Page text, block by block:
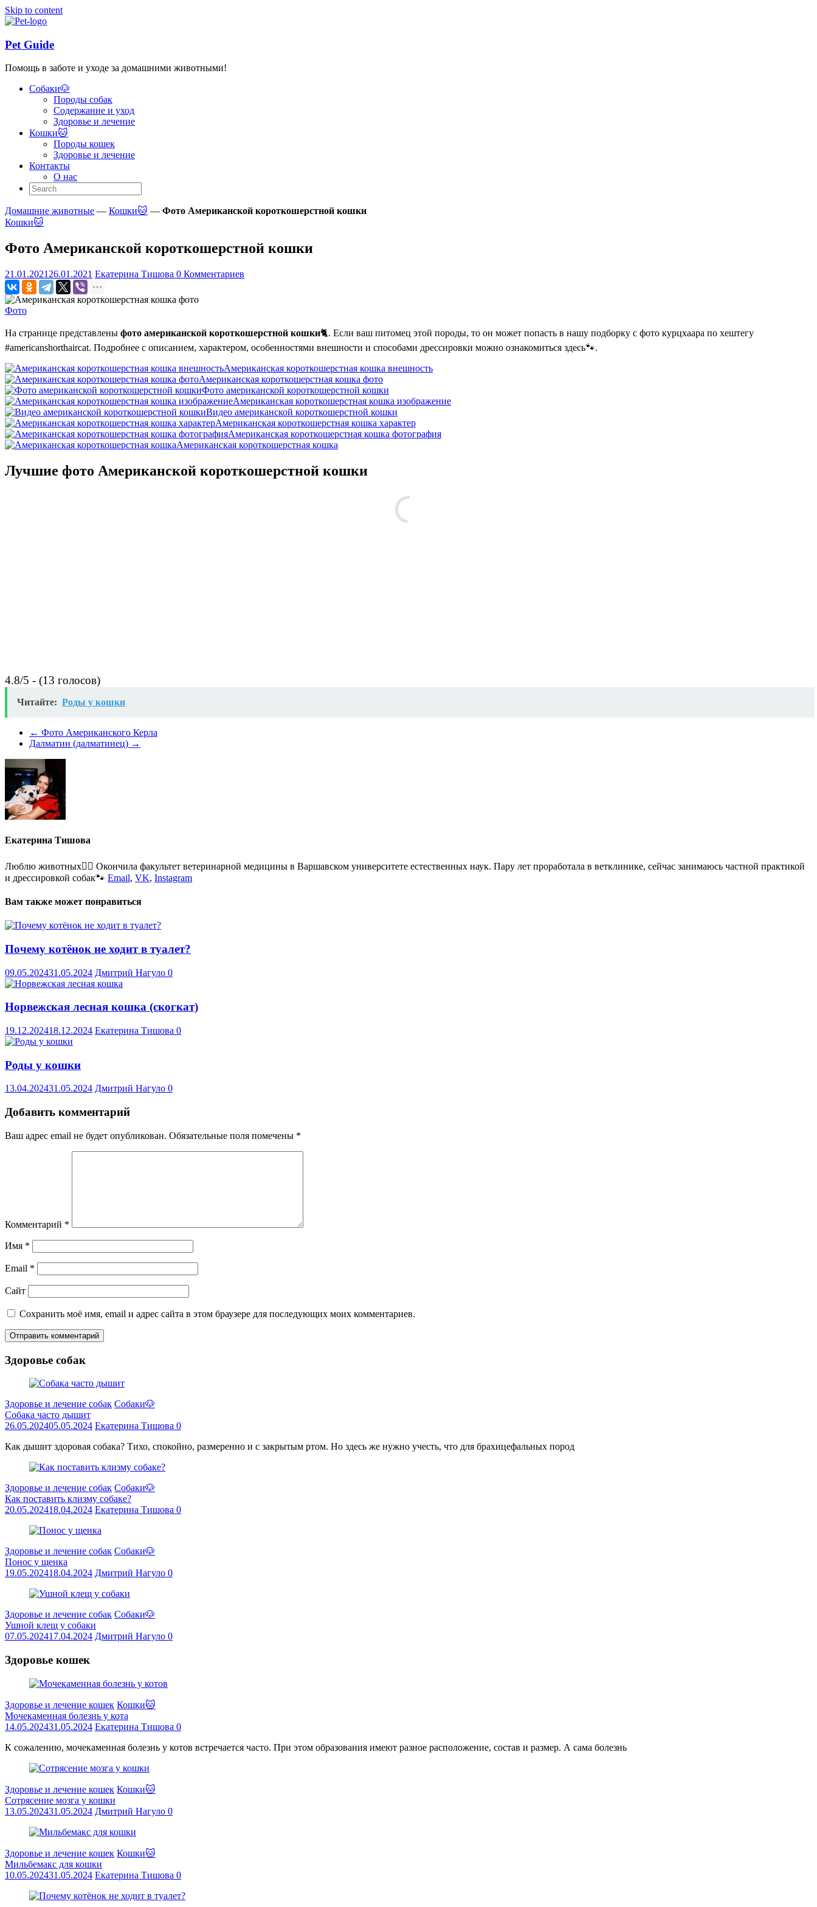
Skip to content
Pet Guide
Помощь в заботе и уходе за домашними животными!
Собаки🐶
Породы собак
Содержание и уход
Здоровье и лечение
Кошки🐱
Породы кошек
Здоровье и лечение
Контакты
О нас
Домашние животные — Кошки🐱 — Фото Американской короткошерстной кошки
Кошки🐱
Фото Американской короткошерстной кошки
21.01.2021 26.01.2021 Екатерина Тишова 0 Комментариев
Фото
На странице представлены фото американской короткошерстной кошки🐈. Если ваш питомец этой породы, то он может попасть в нашу подборку с фото курцхаара по хештегу
#americanshorthaircat. Подробнее с описанием, характером, особенностями внешности и способами дрессировки можно ознакомиться здесь🐾.
Американская короткошерстная кошка внешность
Американская короткошерстная кошка фото
Фото американской короткошерстной кошки
Американская короткошерстная кошка изображение
Видео американской короткошерстной кошки
Американская короткошерстная кошка характер
Американская короткошерстная кошка фотография
Американская короткошерстная кошка
Лучшие фото Американской короткошерстной кошки
4.8/5 - (13 голосов)
Читайте: Роды у кошки
← Фото Американского Керла
Далматин (далматинец) →
Екатерина Тишова
Люблю животных🐕‍🦺 Окончила факультет ветеринарной медицины в Варшавском университете естественных наук. Пару лет проработала в ветклинике, сейчас занимаюсь частной практикой
и дрессировкой собак🐾 Email, VK, Instagram
Вам также может понравиться
Почему котёнок не ходит в туалет?
09.05.202431.05.2024 Дмитрий Нагуло 0
Норвежская лесная кошка (скогкат)
19.12.202418.12.2024 Екатерина Тишова 0
Роды у кошки
13.04.202431.05.2024 Дмитрий Нагуло 0
Добавить комментарий
Ваш адрес email не будет опубликован. Обязательные поля помечены *
Комментарий *
Имя *
Email *
Сайт
Сохранить моё имя, email и адрес сайта в этом браузере для последующих моих комментариев.
Здоровье собак
Здоровье и лечение собак Собаки🐶
Собака часто дышит
26.05.202405.05.2024 Екатерина Тишова 0
Как дышит здоровая собака? Тихо, спокойно, размеренно и с закрытым ртом. Но здесь же нужно учесть, что для брахицефальных пород
Здоровье и лечение собак Собаки🐶
Как поставить клизму собаке?
20.05.202418.04.2024 Екатерина Тишова 0
Здоровье и лечение собак Собаки🐶
Понос у щенка
19.05.202418.04.2024 Дмитрий Нагуло 0
Здоровье и лечение собак Собаки🐶
Ушной клещ у собаки
07.05.202417.04.2024 Дмитрий Нагуло 0
Здоровье кошек
Здоровье и лечение кошек Кошки🐱
Мочекаменная болезнь у кота
14.05.202431.05.2024 Екатерина Тишова 0
К сожалению, мочекаменная болезнь у котов встречается часто. При этом образования имеют разное расположение, состав и размер. А сама болезнь
Здоровье и лечение кошек Кошки🐱
Сотрясение мозга у кошки
13.05.202431.05.2024 Дмитрий Нагуло 0
Здоровье и лечение кошек Кошки🐱
Мильбемакс для кошки
10.05.202431.05.2024 Екатерина Тишова 0